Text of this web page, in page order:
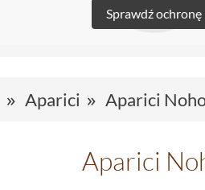
Sprawdź ochronę
Aparici Aparici
Aparici